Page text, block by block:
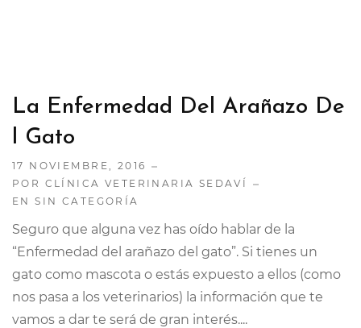
La Enfermedad Del Arañazo De
L Gato
17 NOVIEMBRE, 2016
POR CLÍNICA VETERINARIA SEDAVÍ
ENSIN CATEGORÍA
Seguro que alguna vez has oído hablar de la
“Enfermedad del arañazo del gato”. Si tienes un
gato como mascota o estás expuesto a ellos (como
nos pasa a los veterinarios) la información que te
vamos a dar te será de gran interés....